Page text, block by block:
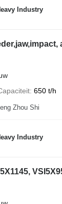
Industry
650 t/h
Zhou Shi
Industry